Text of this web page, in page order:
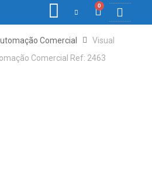
0
Comercial
Visual
Comercial Ref: 2463